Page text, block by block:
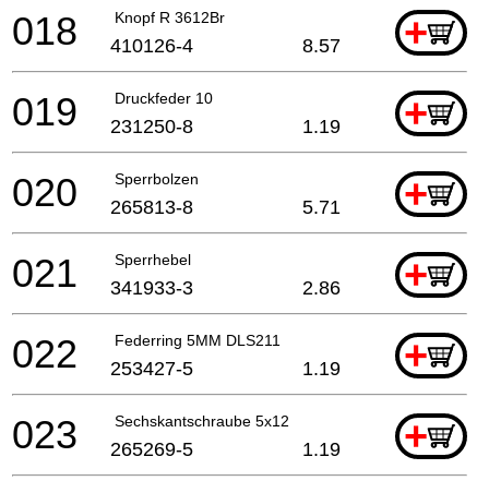
Knopf R 3612Br +
018 410126-4 8.57
Druckfeder 10 +
019 231250-8 1.19
Sperrbolzen +
020 265813-8 5.71
Sperrhebel +
021 341933-3 2.86
Federring 5MM DLS211 +
022 253427-5 1.19
Sechskantschraube 5x12 +
023 265269-5 1.19